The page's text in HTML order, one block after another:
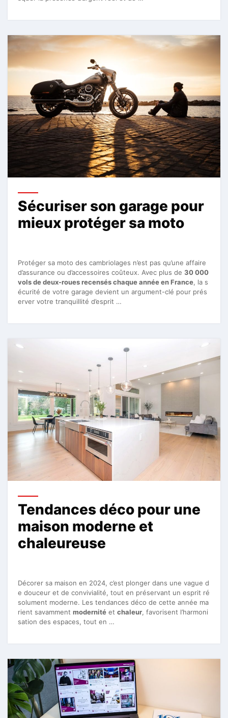
Sécuriser son garage pour
mieux protéger sa moto
Protéger sa moto des cambriolages n’est pas qu’une affaire
d’assurance ou d’accessoires coûteux. Avec plus de 30 000
vols de deux-roues recensés chaque année en France, la s
écurité de votre garage devient un argument-clé pour prés
erver votre tranquillité d’esprit …
Tendances déco pour une
maison moderne et
chaleureuse
Décorer sa maison en 2024, c’est plonger dans une vague d
e douceur et de convivialité, tout en préservant un esprit ré
solument moderne. Les tendances déco de cette année ma
rient savamment modernité et chaleur, favorisent l’harmoni
sation des espaces, tout en …